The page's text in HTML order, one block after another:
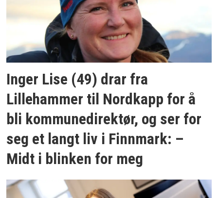
Inger Lise (49) drar fra
Lillehammer til Nordkapp for å
bli kommunedirektør, og ser for
seg et langt liv i Finnmark: –
Midt i blinken for meg